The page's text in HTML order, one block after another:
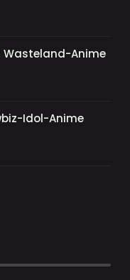
Wasteland-Anime
Idol-Anime